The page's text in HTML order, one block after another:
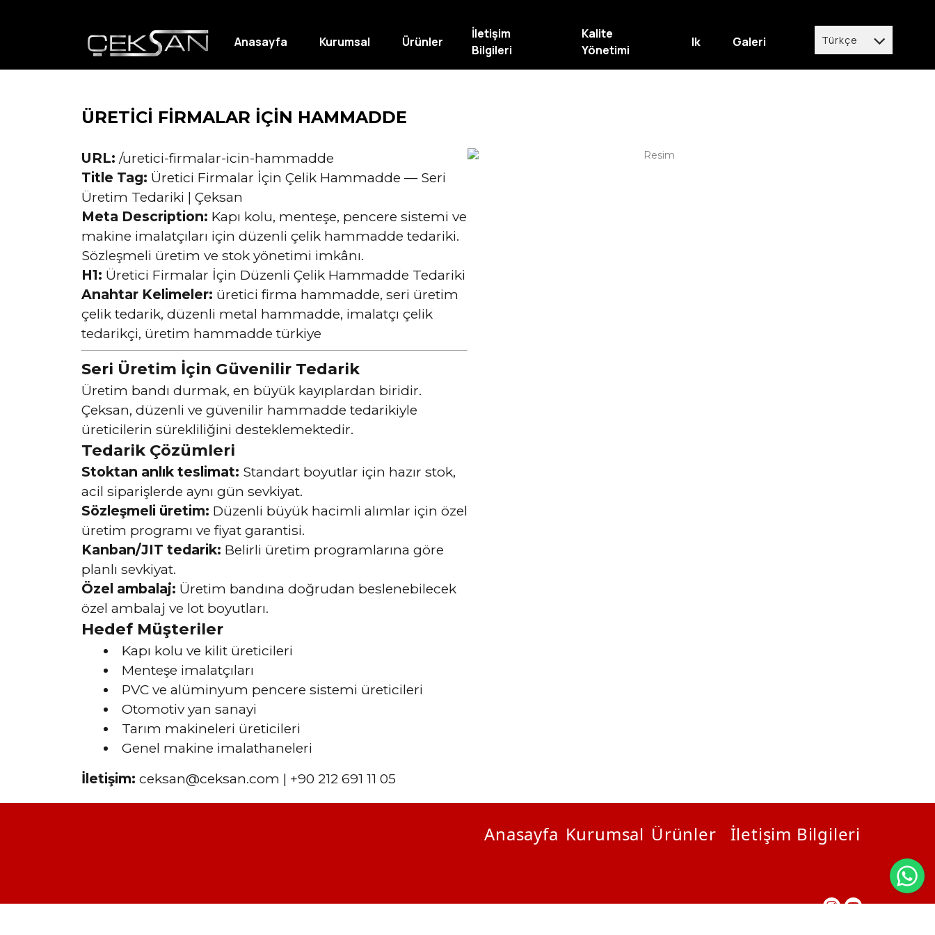
ÜRETİCİ FİRMALAR İÇİN HAMMADDE
URL: /uretici-firmalar-icin-hammadde
Title Tag: Üretici Firmalar İçin Çelik Hammadde — Seri
Üretim Tedariki | Çeksan
Meta Description: Kapı kolu, menteşe, pencere sistemi ve
makine imalatçıları için düzenli çelik hammadde tedariki.
Sözleşmeli üretim ve stok yönetimi imkânı.
H1: Üretici Firmalar İçin Düzenli Çelik Hammadde Tedariki
Anahtar Kelimeler: üretici firma hammadde, seri üretim
çelik tedarik, düzenli metal hammadde, imalatçı çelik
tedarikçi, üretim hammadde türkiye
Seri Üretim İçin Güvenilir Tedarik
Üretim bandı durmak, en büyük kayıplardan biridir.
Çeksan, düzenli ve güvenilir hammadde tedarikiyle
üreticilerin sürekliliğini desteklemektedir.
Tedarik Çözümleri
Stoktan anlık teslimat: Standart boyutlar için hazır stok,
acil siparişlerde aynı gün sevkiyat.
Sözleşmeli üretim: Düzenli büyük hacimli alımlar için özel
üretim programı ve fiyat garantisi.
Kanban/JIT tedarik: Belirli üretim programlarına göre
planlı sevkiyat.
Özel ambalaj: Üretim bandına doğrudan beslenebilecek
özel ambalaj ve lot boyutları.
Hedef Müşteriler
Kapı kolu ve kilit üreticileri
Menteşe imalatçıları
PVC ve alüminyum pencere sistemi üreticileri
Otomotiv yan sanayi
Tarım makineleri üreticileri
Genel makine imalathaneleri
İletişim: ceksan@ceksan.com | +90 212 691 11 05
Anasayfa Kurumsal Ürünler
İletişim
Bilgileri
Kalite
Yönetimi
Ik Galeri
Türkçe
Anasayfa Kurumsal Ürünler İletişim Bilgileri